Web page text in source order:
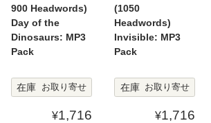
900 Headwords)
Day of the
Dinosaurs: MP3
Pack
在庫 お取り寄せ
¥1,716
(1050
Headwords)
Invisible: MP3
Pack
在庫 お取り寄せ
¥1,716